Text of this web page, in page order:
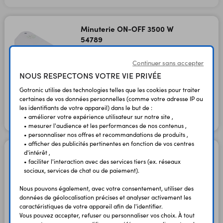
Minuterie ON-OFF 3500 W
54789
32,90 € TTC 27,42 €
En stock
KIT-03
WiFi et DiO 1.0
Code : 52354
69,90 € TTC 58,25 € HT
Continuer sans accepter
NOUS RESPECTONS VOTRE VIE PRIVÉE
Gotronic utilise des technologies telles que les cookies pour traiter
certaines de vos données personnelles (comme votre adresse IP ou
les identifiants de votre appareil) dans le but de :
• améliorer votre expérience utilisateur sur notre site ,
• mesurer l'audience et les performances de nos contenus ,
• personnaliser nos offres et recommandations de produits ,
• afficher des publicités pertinentes en fonction de vos centres
d'intérêt ,
• faciliter l'interaction avec des services tiers (ex. réseaux
sociaux, services de chat ou de paiement).
Nous pouvons également, avec votre consentement, utiliser des
données de géolocalisation précises et analyser activement les
caractéristiques de votre appareil afin de l'identifier.
Vous pouvez accepter, refuser ou personnaliser vos choix. À tout